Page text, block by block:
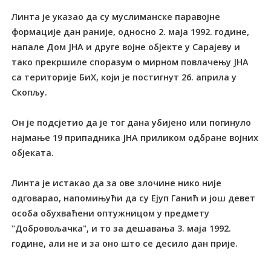
Линта је указао да су муслиманске паравојне
формације дан раније, односно 2. маја 1992. године,
напале Дом ЈНА и друге војне објекте у Сарајеву и
тако прекршиле споразум о мирном повлачењу ЈНА
са територије БиХ, који је постигнут 26. априла у
Скопљу.
Он је подсјетио да је тог дана убијено или погинуло
најмање 19 припадника ЈНА приликом одбране војних
објеката.
Линта је истакао да за ове злочине нико није
одговарао, напомињући да су Ејуп Ганић и још девет
особа обухваћени оптужницом у предмету
"Добровољачка", и то за дешавања 3. маја 1992.
године, али не и за оно што се десило дан прије.